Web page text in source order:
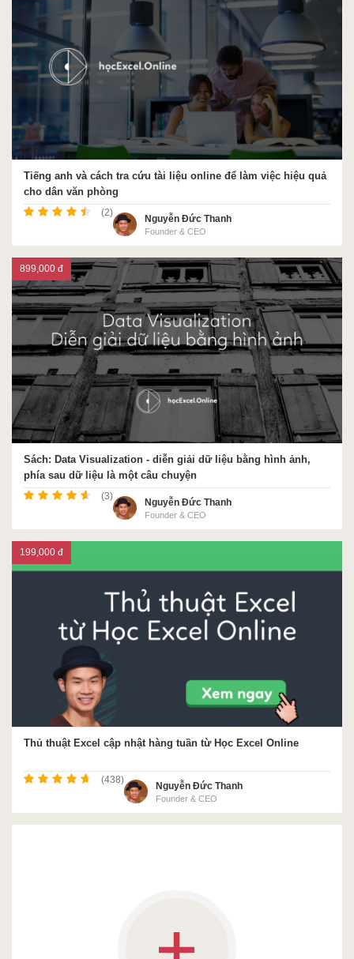
Tiếng anh và cách tra cứu tài liệu online để làm việc hiệu quả
cho dân văn phòng
(2)
Nguyễn Đức Thanh
Founder & CEO
Sách: Data Visualization - diễn giải dữ liệu bằng hình ảnh,
phía sau dữ liệu là một câu chuyện
(3)
Nguyễn Đức Thanh
Founder & CEO
899,000 đ
Thủ thuật Excel cập nhật hàng tuần từ Học Excel Online
(438)
Nguyễn Đức Thanh
Founder & CEO
199,000 đ